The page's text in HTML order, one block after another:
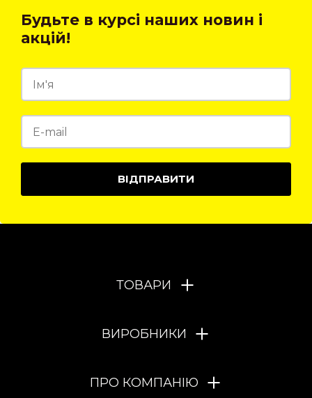
Будьте в курсі наших новин і
акцій!
ВІДПРАВИТИ
ТОВАРИ
ВИРОБНИКИ
ПРО КОМПАНІЮ